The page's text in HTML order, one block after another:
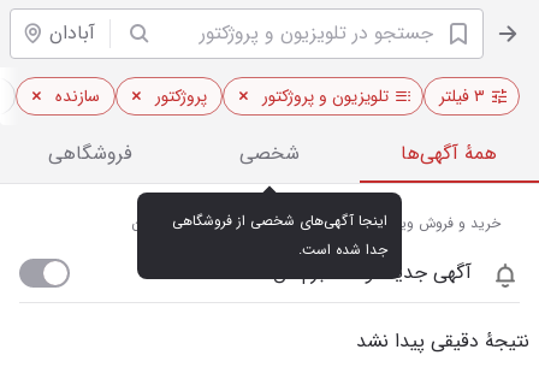
آبادان
۳ فیلتر تلویزیون و پروژکتور پروژکتور سازنده
همهٔ آگهی‌ها شخصی فروشگاهی
جدا شده است.
خرید و فروش ویدئو پروژکتور و تلویزیون‌های هوشمند در آبادان
آگهی جدید اومد خبرم کن
نتیجهٔ دقیقی پیدا نشد